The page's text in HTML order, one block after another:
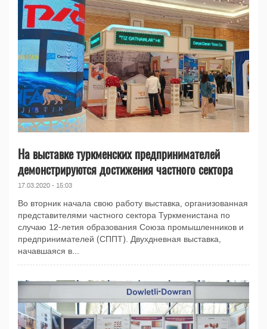
На выставке туркменских предпринимателей
демонстрируются достижения частного сектора
17.03.2020 - 15:03
Во вторник начала свою работу выставка, организованная
представителями частного сектора Туркменистана по
случаю 12-летия образования Союза промышленников и
предпринимателей (СППТ). Двухдневная выставка,
начавшаяся в...